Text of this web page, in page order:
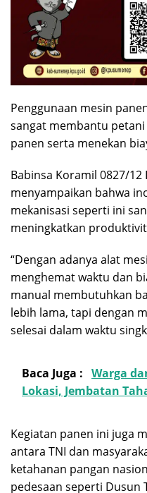
Penggunaan mesin
sangat membantu
panen serta menekan
Babinsa Koramil 0827/
menyampaikan bahwa
mekanisasi seperti ini
meningkatkan
“Dengan adanya alat
menghemat waktu dan
manual membutuhkan
lebih lama, tapi dengan
selesai dalam waktu
Baca Juga : Warga
Lokasi, Jembatan
Kegiatan panen ini juga
antara TNI dan
ketahanan pangan
pedesaan seperti Dusun